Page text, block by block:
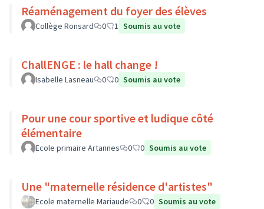
Réaménagement du foyer des élèves
Collège Ronsard 0 1 Soumis au vote
ChallENGE : le hall change !
Isabelle Lasneau 0 0 Soumis au vote
Pour une cour sportive et ludique côté
élémentaire
Ecole primaire Artannes 0 0 Soumis au vote
Une "maternelle résidence d'artistes"
Ecole maternelle Mariaude 0 0 Soumis au vote